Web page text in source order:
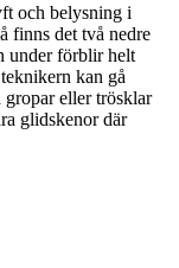
och belysning i
finns det två nedre
under förblir helt
kan gå
gropar eller trösklar
glidskenor där